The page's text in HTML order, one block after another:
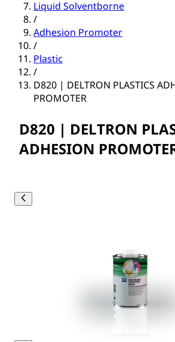
Liquid Solventborne
/
Adhesion Promoter
/
Plastic
/
D820 | DELTRON PLASTICS
PROMOTER
D820 | DELTRON
ADHESION